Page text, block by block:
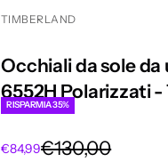
TIMBERLAND
Occhiali da sole
6552H Polarizzati
RISPARMIA 35%
Prezzo scontato
€84,99Prezzo
€130,00